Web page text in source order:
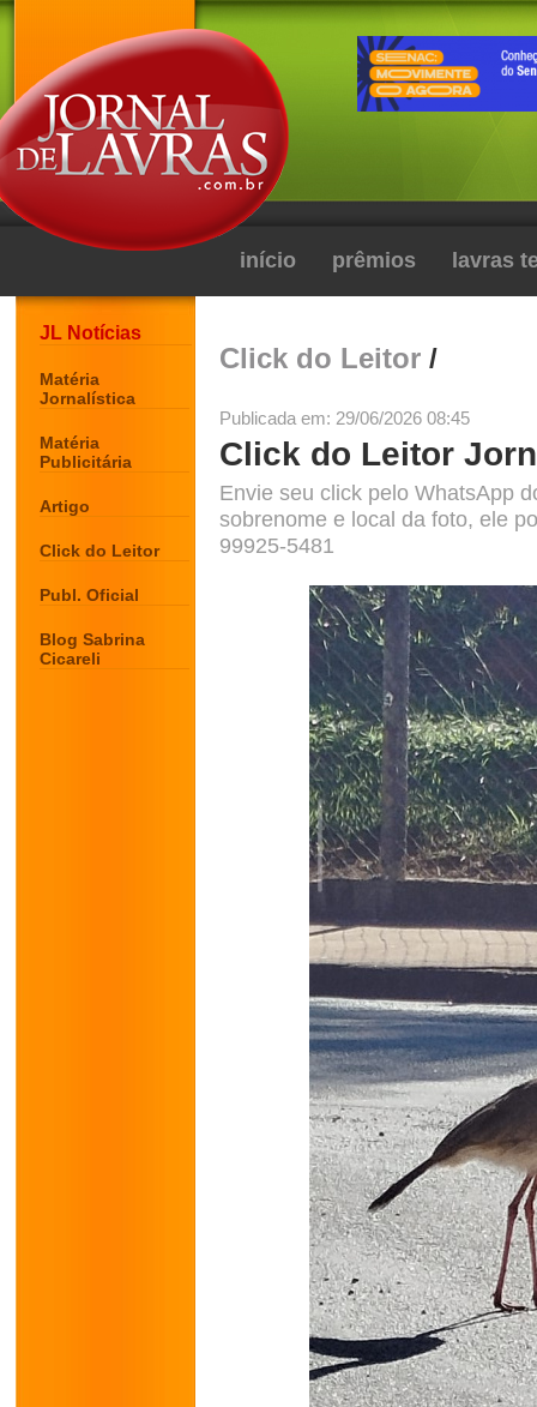
início prêmios lavras
JL Notícias
Matéria
Jornalística
Matéria
Publicitária
Artigo
Click do Leitor
Publ. Oficial
Blog Sabrina
Cicareli
Click do Leitor /
Publicada em: 29/06/2026 08:45
Click do Leitor
Envie seu click pelo WhatsApp
sobrenome e local da foto, ele
99925-5481